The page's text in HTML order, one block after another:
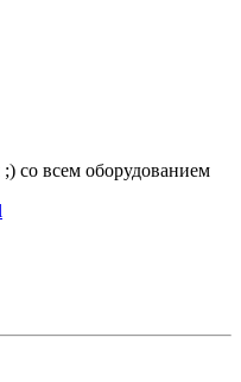
со всем оборудованием